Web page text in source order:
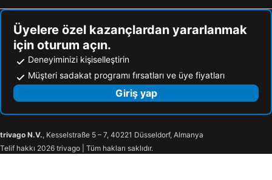
Üyelere özel kazançlardan yararlanmak
için oturum açın.
Deneyiminizi kişiselleştirin
Müşteri sadakat programı fırsatları ve üye fiyatları
Giriş yap
trivago N.V., Kesselstraße 5 – 7, 40221 Düsseldorf, Almanya
Telif hakkı 2026 trivago | Tüm hakları saklıdır.